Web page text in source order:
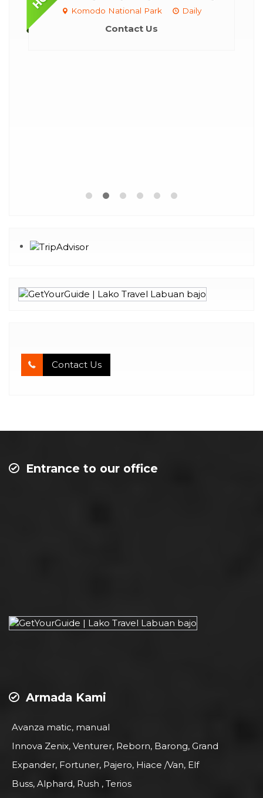
Komodo National Park Daily
Contact Us
Contact Us
Entrance to our office
Armada Kami
Avanza matic, manual
Innova Zenix, Venturer, Reborn, Barong, Grand
Expander, Fortuner, Pajero, Hiace /Van, Elf
Buss, Alphard, Rush , Terios